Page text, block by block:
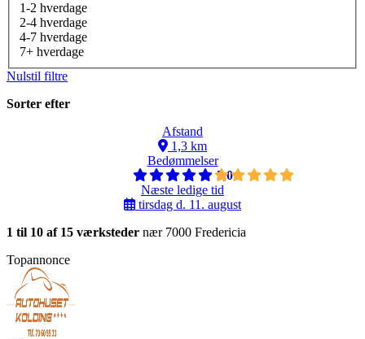
1-2 hverdage
2-4 hverdage
4-7 hverdage
7+ hverdage
Nulstil filtre
Sorter efter
Afstand
1,3 km
Bedømmelser
5,0
Næste ledige tid
tirsdag d. 11. august
1 til 10 af 15 værksteder nær 7000 Fredericia
Topannonce